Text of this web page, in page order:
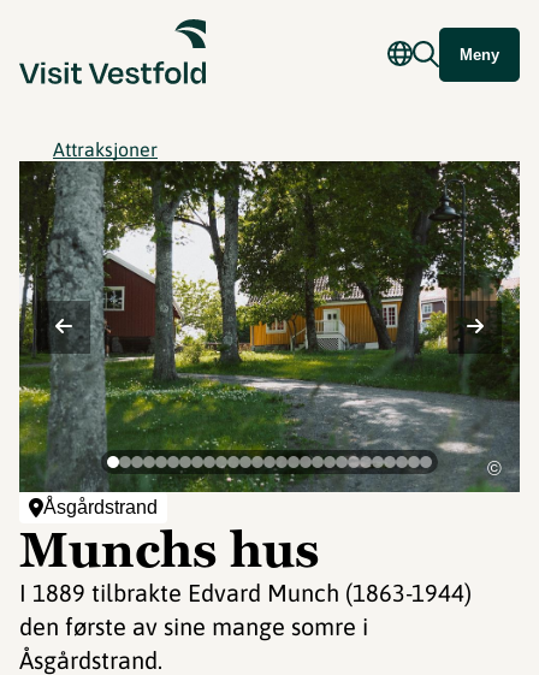
Meny
Attraksjoner
Åsgårdstrand
Munchs hus
I 1889 tilbrakte Edvard Munch (1863-1944)
den første av sine mange somre i
Åsgårdstrand.
©